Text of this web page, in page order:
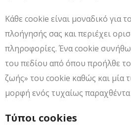
Κάθε cookie είναι μοναδικό για
πλοήγησής σας και περιέχει
πληροφορίες. Ένα cookie
του πεδίου από όπου προήλθε
ζωής» του cookie καθώς και μία
μορφή ενός τυχαίως
Τύποι cookies